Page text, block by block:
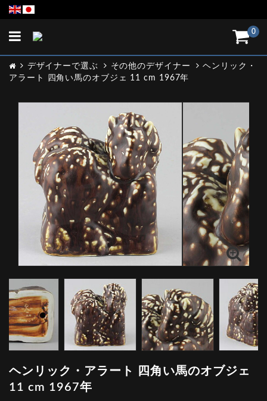
0
Toggle
デザイナーで選ぶ その他のデザイナー
ヘンリック・
アラート 四角い馬のオブジェ 11 cm 1967年
ヘンリック・アラート 四角い馬のオブジェ
11 cm 1967年